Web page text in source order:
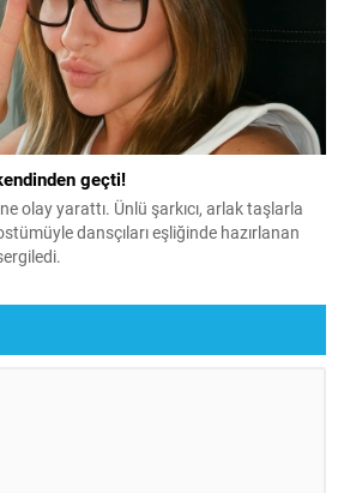
geçti!
olay yarattı. Ünlü şarkıcı, arlak taşlarla
dansçıları eşliğinde hazırlanan